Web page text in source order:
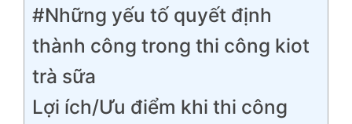
#Những yếu tố quyết định
thành công trong thi công kiot
trà sữa
Lợi ích/Ưu điểm khi thi công